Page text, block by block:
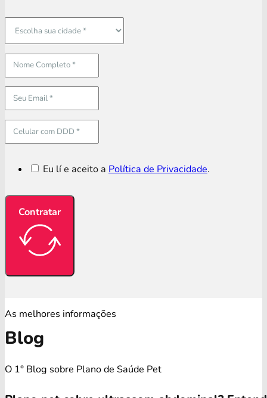
Eu lí e aceito a Política de Privacidade.
Contratar
As melhores informações
Blog
O 1° Blog sobre Plano de Saúde Pet